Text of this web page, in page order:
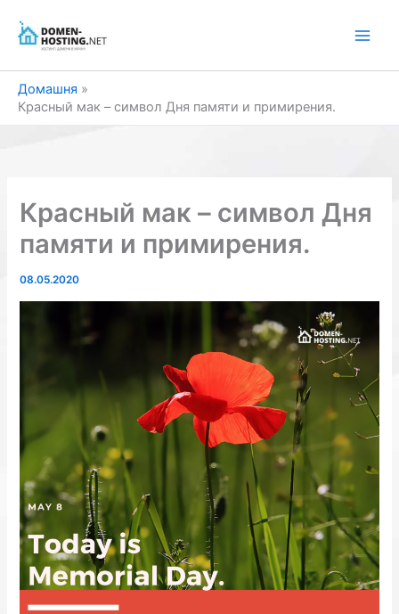
Домашня
Красный мак – символ Дня памяти и примирения.
Красный мак – символ Дня
памяти и примирения.
08.05.2020